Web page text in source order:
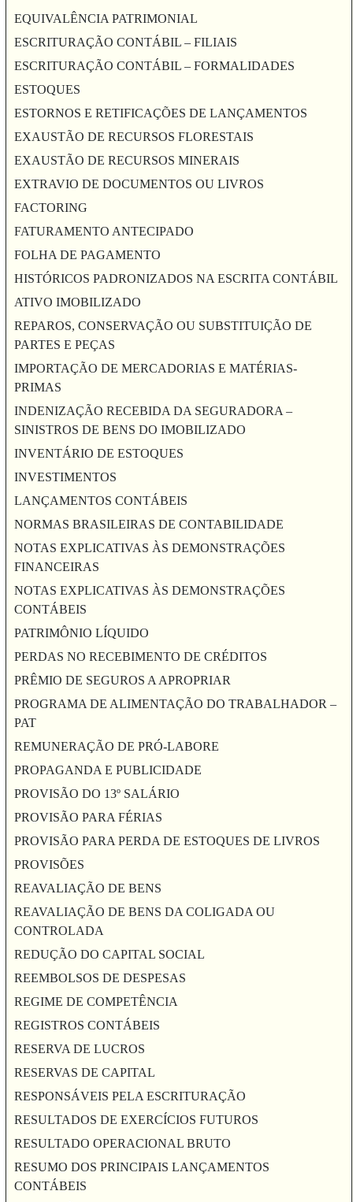
EQUIVALÊNCIA PATRIMONIAL
ESCRITURAÇÃO CONTÁBIL – FILIAIS
ESCRITURAÇÃO CONTÁBIL – FORMALIDADES
ESTOQUES
ESTORNOS E RETIFICAÇÕES DE LANÇAMENTOS
EXAUSTÃO DE RECURSOS FLORESTAIS
EXAUSTÃO DE RECURSOS MINERAIS
EXTRAVIO DE DOCUMENTOS OU LIVROS
FACTORING
FATURAMENTO ANTECIPADO
FOLHA DE PAGAMENTO
HISTÓRICOS PADRONIZADOS NA ESCRITA CONTÁBIL
ATIVO IMOBILIZADO
REPAROS, CONSERVAÇÃO OU SUBSTITUIÇÃO DE
PARTES E PEÇAS
IMPORTAÇÃO DE MERCADORIAS E MATÉRIAS-
PRIMAS
INDENIZAÇÃO RECEBIDA DA SEGURADORA –
SINISTROS DE BENS DO IMOBILIZADO
INVENTÁRIO DE ESTOQUES
INVESTIMENTOS
LANÇAMENTOS CONTÁBEIS
NORMAS BRASILEIRAS DE CONTABILIDADE
NOTAS EXPLICATIVAS ÀS DEMONSTRAÇÕES
FINANCEIRAS
NOTAS EXPLICATIVAS ÀS DEMONSTRAÇÕES
CONTÁBEIS
PATRIMÔNIO LÍQUIDO
PERDAS NO RECEBIMENTO DE CRÉDITOS
PRÊMIO DE SEGUROS A APROPRIAR
PROGRAMA DE ALIMENTAÇÃO DO TRABALHADOR –
PAT
REMUNERAÇÃO DE PRÓ-LABORE
PROPAGANDA E PUBLICIDADE
PROVISÃO DO 13º SALÁRIO
PROVISÃO PARA FÉRIAS
PROVISÃO PARA PERDA DE ESTOQUES DE LIVROS
PROVISÕES
REAVALIAÇÃO DE BENS
REAVALIAÇÃO DE BENS DA COLIGADA OU
CONTROLADA
REDUÇÃO DO CAPITAL SOCIAL
REEMBOLSOS DE DESPESAS
REGIME DE COMPETÊNCIA
REGISTROS CONTÁBEIS
RESERVA DE LUCROS
RESERVAS DE CAPITAL
RESPONSÁVEIS PELA ESCRITURAÇÃO
RESULTADOS DE EXERCÍCIOS FUTUROS
RESULTADO OPERACIONAL BRUTO
RESUMO DOS PRINCIPAIS LANÇAMENTOS
CONTÁBEIS